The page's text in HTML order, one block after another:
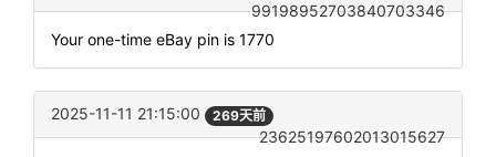
99198952703840703346
Your one-time eBay pin is 1770
2025-11-11 21:15:00 269天前
23625197602013015627